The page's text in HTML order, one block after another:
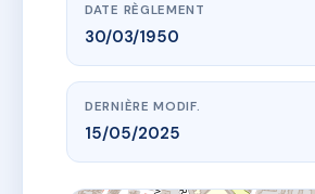
DATE RÈGLEMENT
30/03/1950
DERNIÈRE MODIF.
15/05/2025